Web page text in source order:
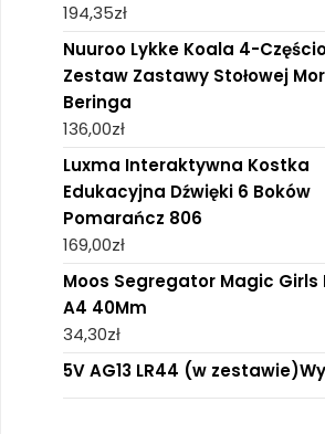
194,35zł
Nuuroo Lykke Koala 4-
Zestaw Zastawy Stołowej
Beringa
136,00zł
Luxma Interaktywna Kostka
Edukacyjna Dźwięki 6 Boków
Pomarańcz 806
169,00zł
Moos Segregator Magic Girls
A4 40Mm
34,30zł
5V AG13 LR44 (w